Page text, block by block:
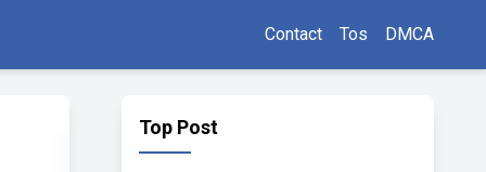
Contact Tos DMCA
Top Post